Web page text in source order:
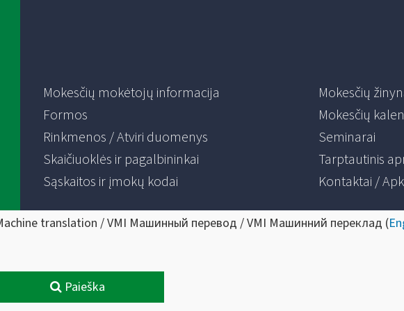
Mokesčių mokėtojų informacija
Formos
Rinkmenos / Atviri duomenys
Skaičiuoklės ir pagalbininkai
Sąskaitos ir įmokų kodai
Mokesčių
Mokesčių
Seminarai
Tarptautinis
Kontaktai /
translation / VMI Машинный перевод / VMI Машинний переклад (
Paieška